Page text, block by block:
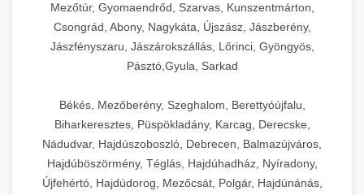
Mezőtúr, Gyomaendrőd, Szarvas, Kunszentmárton,
Csongrád, Abony, Nagykáta, Újszász, Jászberény,
Jászfényszaru, Jászárokszállás, Lőrinci, Gyöngyös,
Pásztó,Gyula, Sarkad
Békés, Mezőberény, Szeghalom, Berettyóújfalu,
Biharkeresztes, Püspökladány, Karcag, Derecske,
Nádudvar, Hajdúszoboszló, Debrecen, Balmazújváros,
Hajdúböszörmény, Téglás, Hajdúhadház, Nyíradony,
Újfehértó, Hajdúdorog, Mezőcsát, Polgár, Hajdúnánás,